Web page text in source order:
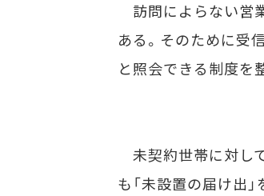
訪問によらない営
ある。そのために受
と照会できる制度を
未契約世帯に対し
も「未設置の届け出